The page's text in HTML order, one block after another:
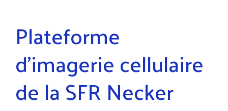
Plateforme
d’imagerie cellulaire
de la SFR Necker